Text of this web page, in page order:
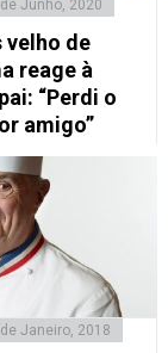
Junho, 2020
velho de
reage à
“Perdi o
amigo”
Janeiro, 2018